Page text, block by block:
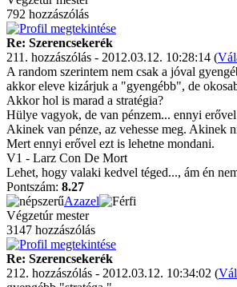
792 hozzászólás
Re: Szerencsekerék
211. hozzászólás - 2012.03.12. 10:28:14 (
A random szerintem nem csak a jóval
akkor eleve kizárjuk a "gyengébb", de
Akkor hol is marad a stratégia?
Hülye vagyok, de van pénzem... ennyi
Akinek van pénze, az vehesse meg. Akinek
Mert ennyi erővel ezt is lehetne mondani.
V1 - Larz Con De Mort
Lehet, hogy valaki kedvel téged..., ám én
Pontszám: 8.27
Azazel
Végzetúr mester
3147 hozzászólás
Re: Szerencsekerék
212. hozzászólás - 2012.03.12. 10:34:02 (